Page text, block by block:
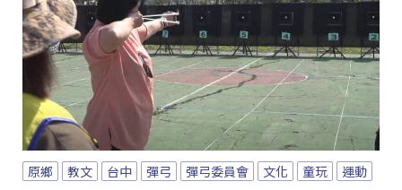
原鄉 教文 台中 彈弓 彈弓委員會 文化 童玩 運動